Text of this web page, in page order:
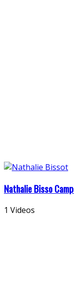
Nathalie Bisso
1 Videos